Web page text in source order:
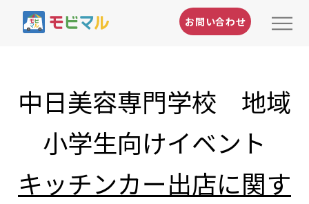
お問い合わせ
中日美容専門学校 地域
小学生向けイベント
キッチンカー出店に関す